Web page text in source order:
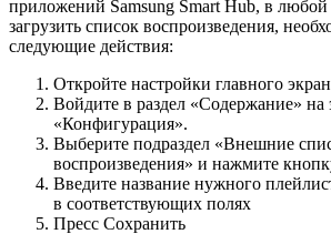
приложений Samsung Smart Hub, в
загрузить список воспроизведения,
следующие действия:
Откройте настройки главного
Войдите в раздел «Содержание» на
«Конфигурация».
Выберите подраздел «Внешние
воспроизведения» и нажмите
Введите название нужного
в соответствующих полях
Пресс Сохранить